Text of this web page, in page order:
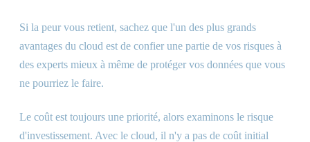
Si la peur vous retient, sachez que l'un des plus grands
avantages du cloud est de confier une partie de vos risques à
des experts mieux à même de protéger vos données que vous
ne pourriez le faire.
Le coût est toujours une priorité, alors examinons le risque
d'investissement. Avec le cloud, il n'y a pas de coût initial